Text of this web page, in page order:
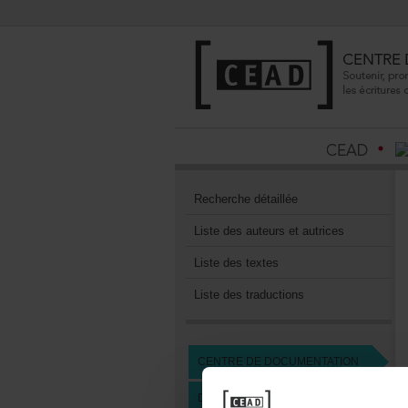
Recherchedétaillée
Listedesauteursetautrices
Listedestextes
Listedestraductions
CENTREDEDOCUMENTATION
DEVENIRMEMBREDUCEAD